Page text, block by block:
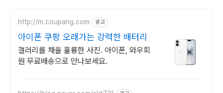
http://m.coupang.com 광고
아이폰 쿠팡 오래가는 강력한 배터리
갤러리를 채울 훌륭한 사진. 아이폰, 와우회
원 무료배송으로 만나보세요.